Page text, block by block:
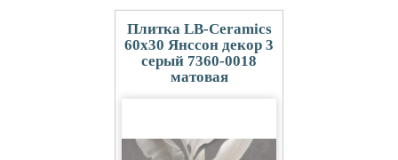
Плитка LB-Ceramics
60x30 Янссон декор 3
серый 7360-0018
матовая